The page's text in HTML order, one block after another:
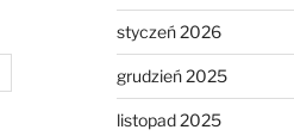
styczeń 2026
grudzień 2025
listopad 2025